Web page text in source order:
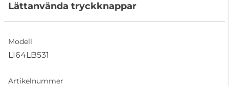
Lättanvända tryckknappar
Modell
LI64LB531
Artikelnummer